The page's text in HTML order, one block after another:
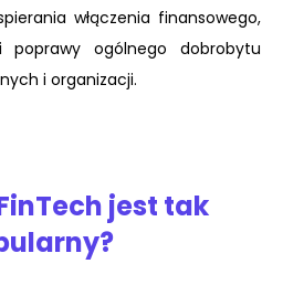
włączenia finansowego,
poprawy ogólnego dobrobytu
i organizacji.
jest tak